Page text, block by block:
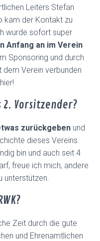
Leiters Stefan
kam der Kontakt zu
wurde sofort super
Anfang an im Verein
Sponsoring und durch
Verein verbunden
Vorsitzender?
zurückgeben und
dieses Vereins
bin und auch seit 4
freue ich mich, andere
unterstützen.
Zeit durch die gute
und Ehrenamtlichen